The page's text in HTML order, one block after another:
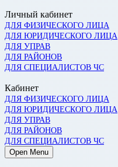
Личный кабинет
ДЛЯ ФИЗИЧЕСКОГО ЛИЦА
ДЛЯ ЮРИДИЧЕСКОГО ЛИЦА
ДЛЯ УПРАВ
ДЛЯ РАЙОНОВ
ДЛЯ СПЕЦИАЛИСТОВ ЧС
Кабинет
ДЛЯ ФИЗИЧЕСКОГО ЛИЦА
ДЛЯ ЮРИДИЧЕСКОГО ЛИЦА
ДЛЯ УПРАВ
ДЛЯ РАЙОНОВ
ДЛЯ СПЕЦИАЛИСТОВ ЧС
Open Menu